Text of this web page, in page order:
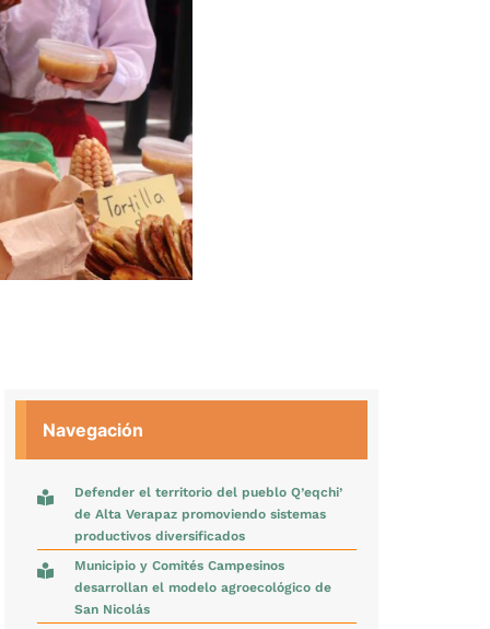
Navegación
Defender el territorio del pueblo Q’eqchi’
de Alta Verapaz promoviendo sistemas
productivos diversificados
Municipio y Comités Campesinos
desarrollan el modelo agroecológico de
San Nicolás